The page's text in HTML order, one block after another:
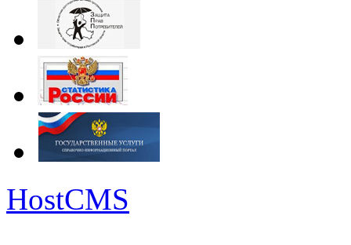
HostCMS